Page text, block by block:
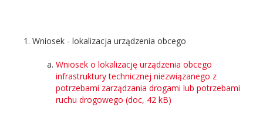
Wniosek - lokalizacja urządzenia obcego
Wniosek o lokalizację urządzenia obcego
infrastruktury technicznej niezwiązanego z
potrzebami zarządzania drogami lub potrzebami
ruchu drogowego (doc, 42 kB)